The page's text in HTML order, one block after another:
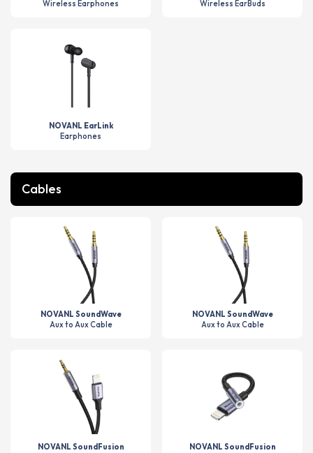
Wireless Earphones
Wireless EarBuds
NOVANL EarLink
Earphones
Cables
NOVANL SoundWave
Aux to Aux Cable
NOVANL SoundWave
Aux to Aux Cable
NOVANL SoundFusion
NOVANL SoundFusion